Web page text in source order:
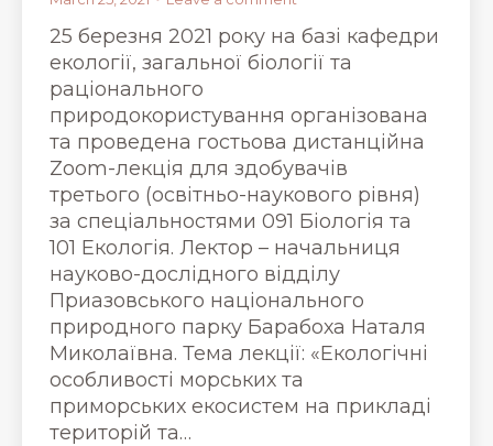
25 березня 2021 року на базі кафедри
екології, загальної біології та
раціонального
природокористування організована
та проведена гостьова дистанційна
Zoom-лекція для здобувачів
третього (освітньо-наукового рівня)
за спеціальностями 091 Біологія та
101 Екологія. Лектор – начальниця
науково-дослідного відділу
Приазовського національного
природного парку Барабоха Наталя
Миколаївна. Тема лекції: «Екологічні
особливості морських та
приморських екосистем на прикладі
територій та…